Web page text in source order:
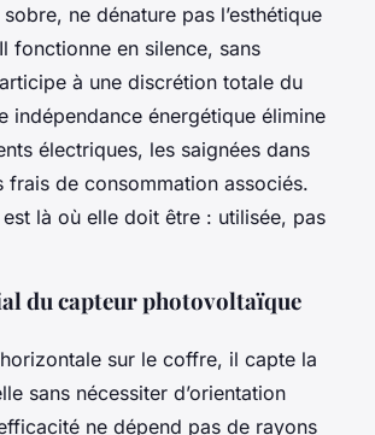
ne dénature pas l’esthétique
fonctionne en silence, sans
à une discrétion totale du
indépendance énergétique élimine
électriques, les saignées dans
frais de consommation associés.
est là où elle doit être : utilisée, pas
du capteur photovoltaïque
sur le coffre, il capte la
sans nécessiter d’orientation
ne dépend pas de rayons